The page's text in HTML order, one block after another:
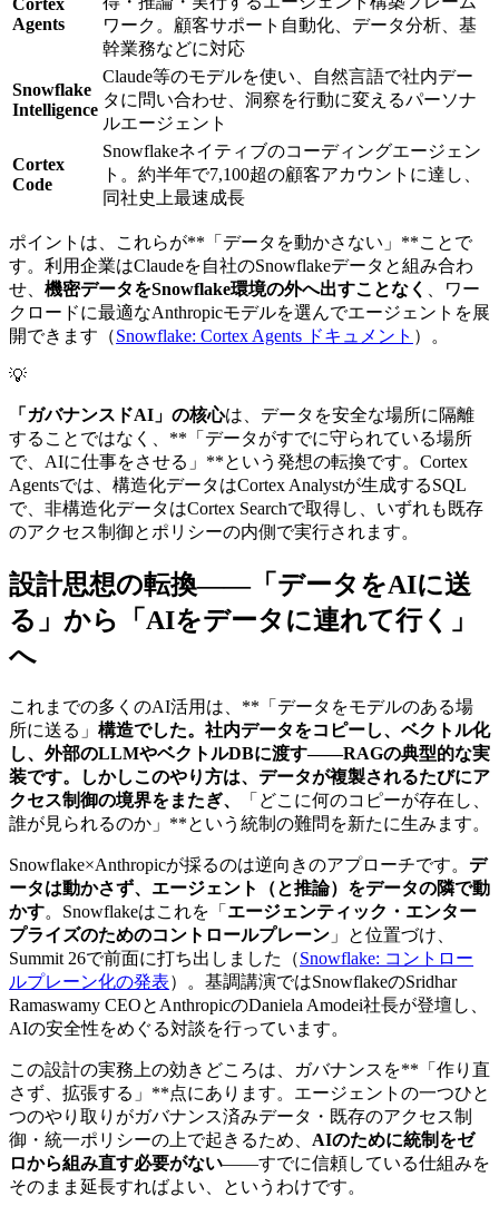
Cortex
Agents
ワーク。顧客サポート自動化、データ分析、基
幹業務などに対応
Snowflake
Intelligence
Claude等のモデルを使い、自然言語で社内デー
タに問い合わせ、洞察を行動に変えるパーソナ
ルエージェント
Cortex
Code
Snowflakeネイティブのコーディングエージェン
ト。約半年で7,100超の顧客アカウントに達し、
同社史上最速成長
ポイントは、これらが**「データを動かさない」**ことで
す。利用企業はClaudeを自社のSnowflakeデータと組み合わ
せ、 機密データをSnowflake環境の外へ出すことなく 、ワー
クロードに最適なAnthropicモデルを選んでエージェントを展
開できます（Snowflake: Cortex Agents ドキュメント ）。
💡
「ガバナンスドAI」の核心は、データを安全な場所に隔離
することではなく、**「データがすでに守られている場所
で、AIに仕事をさせる」**という発想の転換です。Cortex
Agentsでは、構造化データはCortex Analystが生成するSQL
で、非構造化データはCortex Searchで取得し、いずれも既存
のアクセス制御とポリシーの内側で実行されます。
設計思想の転換——「データをAIに送
る」から「AIをデータに連れて行く」
へ
これまでの多くのAI活用は、**「データをモデルのある場
所に送る」 構造でした。社内データをコピーし、ベクトル化
し、外部のLLMやベクトルDBに渡す——RAGの典型的な実
装です。しかしこのやり方は、データが複製されるたびにア
クセス制御の境界をまたぎ、
「どこに何のコピーが存在し、
誰が見られるのか」**という統制の難問を新たに生みます。
Snowflake×Anthropicが採るのは逆向きのアプローチです。 デ
ータは動かさず、エージェント（と推論）をデータの隣で動
かす。Snowflakeはこれを「 エージェンティック・エンター
プライズのためのコントロールプレーン 」と位置づけ、
Summit 26で前面に打ち出しました（Snowflake: コントロー
ルプレーン化の発表）。基調講演ではSnowflakeのSridhar
Ramaswamy CEOとAnthropicのDaniela Amodei社長が登壇し、
AIの安全性をめぐる対談を行っています。
この設計の実務上の効きどころは、ガバナンスを**「作り直
さず、拡張する」**点にあります。エージェントの一つひと
つのやり取りがガバナンス済みデータ・既存のアクセス制
御・統一ポリシーの上で起きるため、 AIのために統制をゼ
ロから組み直す必要がない——すでに信頼している仕組みを
そのまま延長すればよい、というわけです。